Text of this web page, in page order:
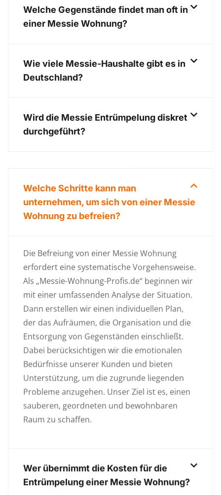
Welche Gegenstände findet man oft in
einer Messie Wohnung?
Wie viele Messie-Haushalte gibt es in
Deutschland?
Wird die Messie Entrümpelung diskret
durchgeführt?
Welche Schritte kann man
unternehmen, um sich von einer Messie
Wohnung zu befreien?
Die Befreiung von einer Messie Wohnung
erfordert eine systematische Vorgehensweise.
Als „Messie-Wohnung-Profis.de“ beginnen wir
mit einer umfassenden Analyse der Situation.
Dann erstellen wir einen individuellen Plan,
der das Aufräumen, die Organisation und die
Entsorgung von Gegenständen einschließt.
Dabei berücksichtigen wir die emotionalen
Bedürfnisse unserer Kunden und bieten
Unterstützung, um die zugrunde liegenden
Probleme anzugehen. Unser Ziel ist es, einen
sauberen, geordneten und bewohnbaren
Raum zu schaffen.
Wer übernimmt die Kosten für die
Entrümpelung einer Messie Wohnung?